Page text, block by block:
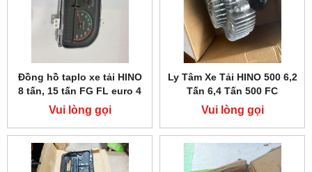
Đồng hồ taplo xe tải HINO
8 tấn, 15 tấn FG FL euro 4
Vui lòng gọi
Ly Tâm Xe Tải HINO 500 6,2
Tấn 6,4 Tấn 500 FC
Vui lòng gọi